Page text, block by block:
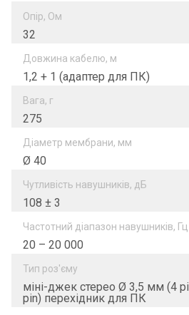
Опір, Ом
32
Довжина кабелю, м
1,2 + 1 (адаптер для ПК)
Вага, г
275
Діаметр мембрани, мм
Ø 40
Чутливість навушників, дБ
108 ± 3
Частотний діапазон навушників, Гц
20 – 20 000
Тип роз'єму
міні-джек стерео Ø 3,5 мм (4
pin) перехідник для ПК